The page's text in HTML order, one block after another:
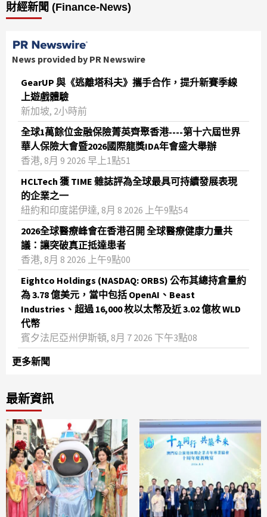
財經新聞 (Finance-News)
News provided by PR Newswire
GearUP 與《逃離塔科夫》攜手合作，提升新賽季線
上遊戲體驗
新加坡, 2小時前
全球1萬餘位金融保險菁英齊聚香港----第十六屆世界
華人保險大會暨2026國際龍獎IDA年會盛大舉辦
香港, 8月 9 2026 早上1點51
HCLTech 獲 TIME 雜誌評為全球最具可持續發展表現
的企業之一
紐約和印度諾伊達, 8月 8 2026 上午9點54
2026全球醫療峰會在香港召開 全球醫療健康力量共
議：讓突破真正抵達患者
香港, 8月 8 2026 上午9點00
Eightco Holdings (NASDAQ: ORBS) 公布其總持倉量約
為 3.78 億美元，當中包括 OpenAI、Beast
Industries、超過 16,000 枚以太幣及近 3.02 億枚 WLD
代幣
賓夕法尼亞州伊斯頓, 8月 7 2026 下午3點08
更多新聞
最新資訊